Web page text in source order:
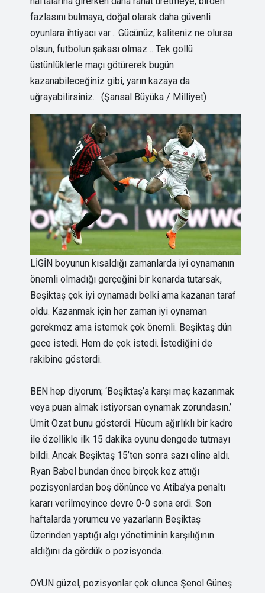
fazlasını bulmaya, doğal olarak daha güvenli
oyunlara ihtiyacı var… Gücünüz, kaliteniz ne olursa
olsun, futbolun şakası olmaz… Tek gollü
üstünlüklerle maçı götürerek bugün
kazanabileceğiniz gibi, yarın kazaya da
uğrayabilirsiniz… (Şansal Büyüka / Milliyet)
LİGİN boyunun kısaldığı zamanlarda iyi oynamanın
önemli olmadığı gerçeğini bir kenarda tutarsak,
Beşiktaş çok iyi oynamadı belki ama kazanan taraf
oldu. Kazanmak için her zaman iyi oynaman
gerekmez ama istemek çok önemli. Beşiktaş dün
gece istedi. Hem de çok istedi. İstediğini de
rakibine gösterdi.
BEN hep diyorum; ‘Beşiktaş’a karşı maç kazanmak
veya puan almak istiyorsan oynamak zorundasın.’
Ümit Özat bunu gösterdi. Hücum ağırlıklı bir kadro
ile özellikle ilk 15 dakika oyunu dengede tutmayı
bildi. Ancak Beşiktaş 15’ten sonra sazı eline aldı.
Ryan Babel bundan önce birçok kez attığı
pozisyonlardan boş dönünce ve Atiba’ya penaltı
kararı verilmeyince devre 0-0 sona erdi. Son
haftalarda yorumcu ve yazarların Beşiktaş
üzerinden yaptığı algı yönetiminin karşılığının
aldığını da gördük o pozisyonda.
OYUN güzel, pozisyonlar çok olunca Şenol Güneş